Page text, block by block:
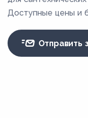
Доступные цены и
Отправить